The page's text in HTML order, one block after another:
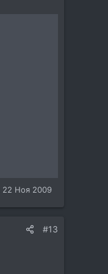
22 Ноя 2009
#13